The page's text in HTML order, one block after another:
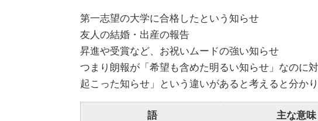
第一志望の大学に合格したという知らせ
友人の結婚・出産の報告
昇進や受賞など、お祝いムードの強い知らせ
つまり朗報が「希望も含めた明るい知らせ」なのに
起こった知らせ」という違いがあると考えると分か
語 主な意味